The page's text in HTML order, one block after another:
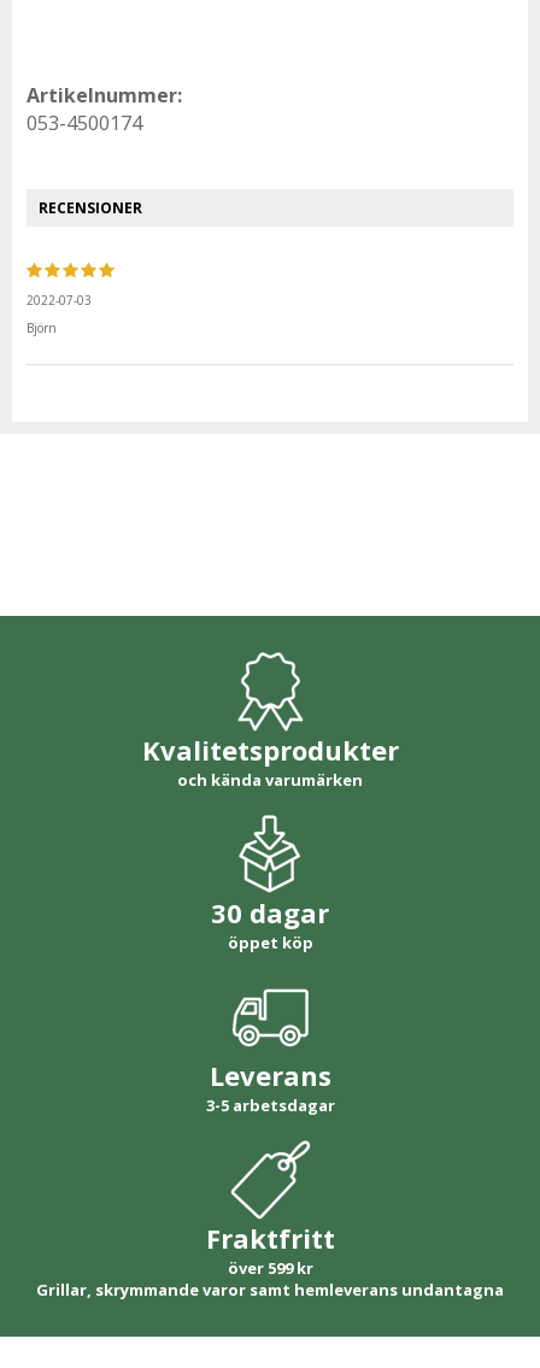
Artikelnummer:
053-4500174
RECENSIONER
2022-07-03
Björn
Kvalitetsprodukter
och kända varumärken
30 dagar
öppet köp
Leverans
3-5 arbetsdagar
Fraktfritt
över 599 kr
Grillar, skrymmande varor samt hemleverans undantagna